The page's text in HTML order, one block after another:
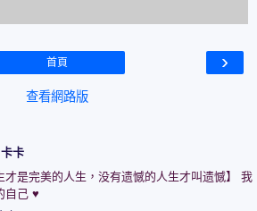
›
首頁
查看網路版
卡
才是完美的人生，没有遗憾的人生才叫遗憾】 我
自己 ♥